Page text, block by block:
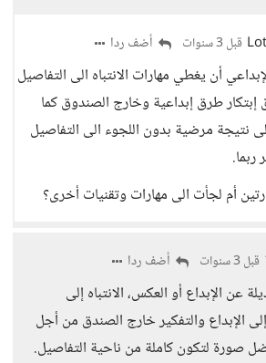
قبل 3 سنوات أضف ردا
أن يغطي مهارات الانتباه الى التفاصيل
طرق إبداعية وخارج الصندوق كما
نتيجة مرضية بدون اللجوء الى التفاصيل
أم لجأت الى مهارات وتقنيات أخرى؟
قبل 3 سنوات أضف ردا
عن الإبداع أو العكس، الانتباه إلى
الإبداع والتفكير خارج الصندق من أجل
صورة لتكون كاملة من ناحية التفاصيل.